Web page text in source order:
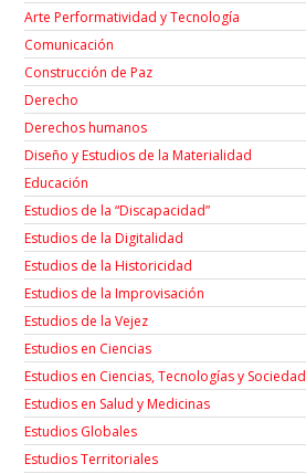
Arte Performatividad y Tecnología
Comunicación
Construcción de Paz
Derecho
Derechos humanos
Diseño y Estudios de la Materialidad
Educación
Estudios de la “Discapacidad”
Estudios de la Digitalidad
Estudios de la Historicidad
Estudios de la Improvisación
Estudios de la Vejez
Estudios en Ciencias
Estudios en Ciencias, Tecnologías y Sociedad
Estudios en Salud y Medicinas
Estudios Globales
Estudios Territoriales